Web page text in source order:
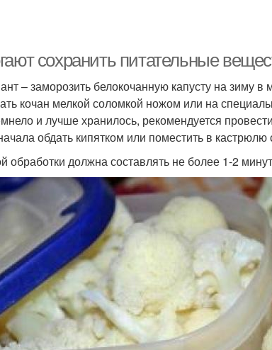
сохранить питательные
– заморозить белокочанную капусту на зиму
кочан мелкой соломкой ножом или на
и лучше хранилось, рекомендуется
обдать кипятком или поместить в
обработки должна составлять не более 1-2 минут